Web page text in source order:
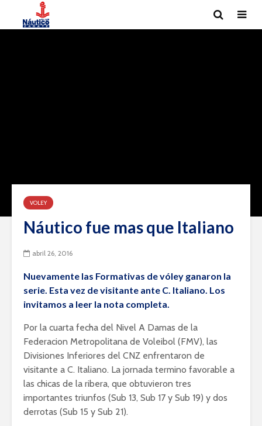
VOLEY
Náutico fue mas que Italiano
abril 26, 2016
Nuevamente las Formativas de vóley ganaron la
serie. Esta vez de visitante ante C. Italiano. Los
invitamos a leer la nota completa.
Por la cuarta fecha del Nivel A Damas de la
Federacion Metropolitana de Voleibol (FMV), las
Divisiones Inferiores del CNZ enfrentaron de
visitante a C. Italiano. La jornada termino favorable a
las chicas de la ribera, que obtuvieron tres
importantes triunfos (Sub 13, Sub 17 y Sub 19) y dos
derrotas (Sub 15 y Sub 21).